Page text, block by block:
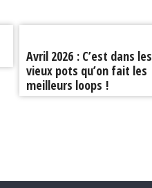
Avril 2026 : C’est dans les
vieux pots qu’on fait les
meilleurs loops !